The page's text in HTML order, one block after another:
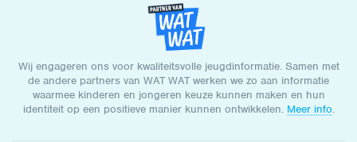
Wij engageren ons voor kwaliteitsvolle jeugdinformatie. Samen met
de andere partners van WAT WAT werken we zo aan informatie
waarmee kinderen en jongeren keuze kunnen maken en hun
identiteit op een positieve manier kunnen ontwikkelen. Meer info.